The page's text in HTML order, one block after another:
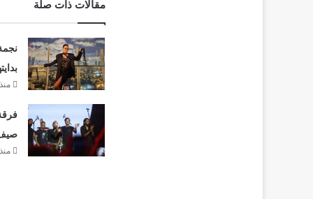
مقالات ذات صلة
منذ 20 ساعة
صيف
منذ 21 ساعة